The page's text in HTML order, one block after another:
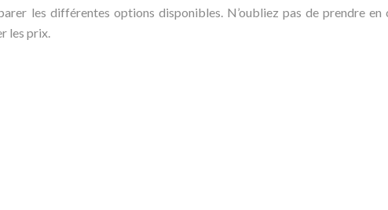
les différentes options disponibles. N’oubliez pas de prendre
les prix.